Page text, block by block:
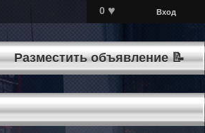
0 ♥ Вход
Разместить объявление 📝